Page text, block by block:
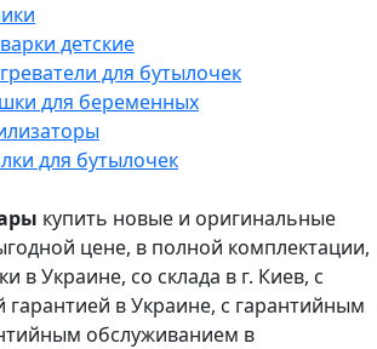
детские
для бутылочек
для беременных
для бутылочек
купить новые и оригинальные
цене, в полной комплектации,
в Украине, со склада в г. Киев, с
в Украине, с гарантийным
обслуживанием в